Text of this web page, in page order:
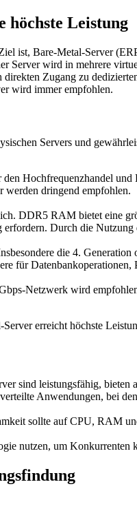
höchste Leistung
ist, Bare-Metal-Server
Server wird in mehrere
Zugang zu
wird immer empfohlen.
Servers und
Hochfrequenzhandel
werden dringend empfohlen.
DDR5 RAM bietet eine
Durch die
die 4.
für
Netzwerk wird
erreicht höchste
sind leistungsfähig,
Anwendungen, bei
sollte auf CPU,
nutzen, um